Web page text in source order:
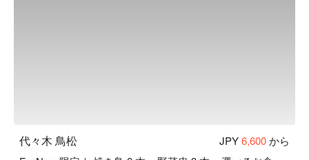
代々木 鳥松 JPY6,600から